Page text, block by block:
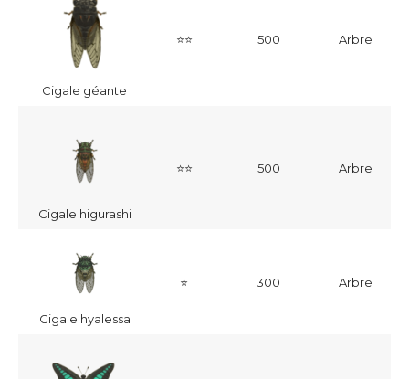
Cigale géante
⭐⭐ 500 Arbre
Cigale higurashi
⭐⭐ 500 Arbre
Cigale hyalessa
⭐ 300 Arbre